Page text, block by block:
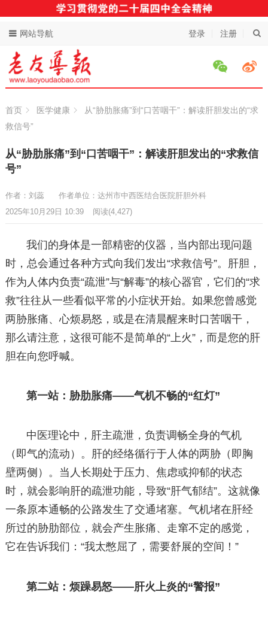
登录 注册
网站导航
首页 医学健康
从“胁肋胀痛”到“口苦咽干”：解读肝胆发出的“求
救信号”
从“胁肋胀痛”到“口苦咽干”：解读肝胆发出的“求救信
号”
作者：刘蕊
作者单位：达州市中西医结合医院肝胆外科
2025年10月29日 10:39
阅读(4,427)
我们的身体是一部精密的仪器，当内部出现问题
时，总会通过各种方式向我们发出“求救信号”。肝胆，
作为人体内负责“疏泄”与“解毒”的核心器官，它们的“求
救”往往从一些看似平常的小症状开始。如果您曾感觉
两胁胀痛、心烦易怒，或是在清晨醒来时口苦咽干，
那么请注意，这很可能不是简单的“上火”，而是您的肝
胆在向您呼喊。
第一站：胁肋胀痛——气机不畅的“红灯”
中医理论中，肝主疏泄，负责调畅全身的气机
（即气的流动）。肝的经络循行于人体的两胁（即胸
壁两侧）。当人长期处于压力、焦虑或抑郁的状态
时，就会影响肝的疏泄功能，导致“肝气郁结”。这就像
一条原本通畅的公路发生了交通堵塞。气机堵在肝经
所过的胁肋部位，就会产生胀痛、走窜不定的感觉，
它在告诉我们：“我太憋屈了，需要舒展的空间！”
第二站：烦躁易怒——肝火上炎的“警报”